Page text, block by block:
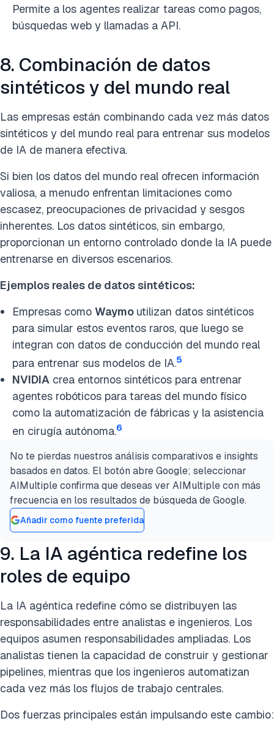
Permite a los agentes realizar tareas como pagos,
búsquedas web y llamadas a API.
8. Combinación de datos
sintéticos y del mundo real
Las empresas están combinando cada vez más datos
sintéticos y del mundo real para entrenar sus modelos
de IA de manera efectiva.
Si bien los datos del mundo real ofrecen información
valiosa, a menudo enfrentan limitaciones como
escasez, preocupaciones de privacidad y sesgos
inherentes. Los datos sintéticos, sin embargo,
proporcionan un entorno controlado donde la IA puede
entrenarse en diversos escenarios.
Ejemplos reales de datos sintéticos:
Empresas como Waymo utilizan datos sintéticos
para simular estos eventos raros, que luego se
integran con datos de conducción del mundo real
para entrenar sus modelos de IA.5
NVIDIA crea entornos sintéticos para entrenar
agentes robóticos para tareas del mundo físico
como la automatización de fábricas y la asistencia
en cirugía autónoma.6
No te pierdas nuestros análisis comparativos e insights
basados en datos. El botón abre Google; seleccionar
AIMultiple confirma que deseas ver AIMultiple con más
frecuencia en los resultados de búsqueda de Google.
Añadir como fuente preferida
9. La IA agéntica redefine los
roles de equipo
La IA agéntica redefine cómo se distribuyen las
responsabilidades entre analistas e ingenieros. Los
equipos asumen responsabilidades ampliadas. Los
analistas tienen la capacidad de construir y gestionar
pipelines, mientras que los ingenieros automatizan
cada vez más los flujos de trabajo centrales.
Dos fuerzas principales están impulsando este cambio: